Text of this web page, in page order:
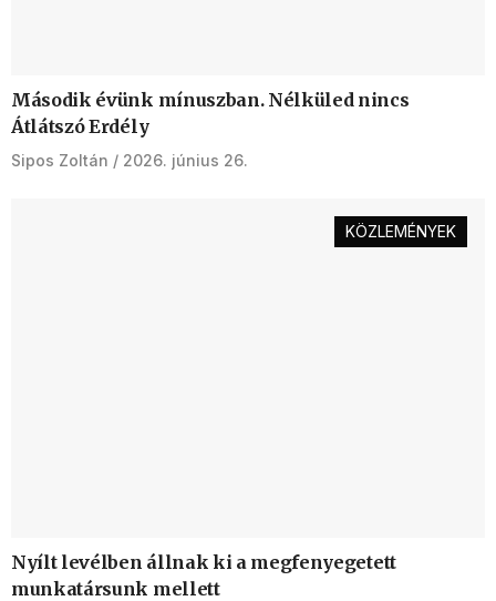
Második évünk mínuszban. Nélküled nincs
Átlátszó Erdély
Sipos Zoltán 2026. június 26.
KÖZLEMÉNYEK
Nyílt levélben állnak ki a megfenyegetett
munkatársunk mellett